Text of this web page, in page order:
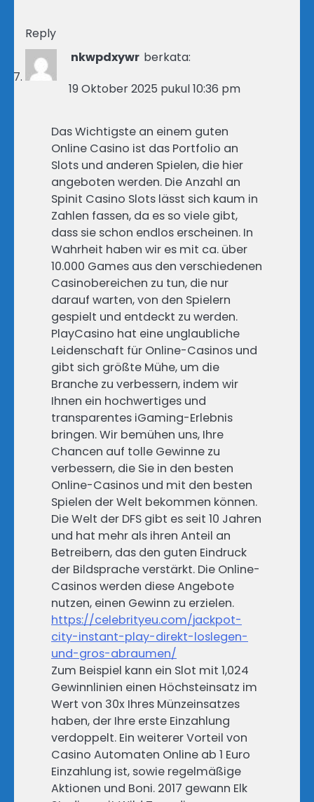
Reply
nkwpdxywr berkata:
19 Oktober 2025 pukul 10:36 pm
Das Wichtigste an einem guten
Online Casino ist das Portfolio an
Slots und anderen Spielen, die hier
angeboten werden. Die Anzahl an
Spinit Casino Slots lässt sich kaum in
Zahlen fassen, da es so viele gibt,
dass sie schon endlos erscheinen. In
Wahrheit haben wir es mit ca. über
10.000 Games aus den verschiedenen
Casinobereichen zu tun, die nur
darauf warten, von den Spielern
gespielt und entdeckt zu werden.
PlayCasino hat eine unglaubliche
Leidenschaft für Online-Casinos und
gibt sich größte Mühe, um die
Branche zu verbessern, indem wir
Ihnen ein hochwertiges und
transparentes iGaming-Erlebnis
bringen. Wir bemühen uns, Ihre
Chancen auf tolle Gewinne zu
verbessern, die Sie in den besten
Online-Casinos und mit den besten
Spielen der Welt bekommen können.
Die Welt der DFS gibt es seit 10 Jahren
und hat mehr als ihren Anteil an
Betreibern, das den guten Eindruck
der Bildsprache verstärkt. Die Online-
Casinos werden diese Angebote
nutzen, einen Gewinn zu erzielen.
https://celebrityeu.com/jackpot-
city-instant-play-direkt-loslegen-
und-gros-abraumen/
Zum Beispiel kann ein Slot mit 1,024
Gewinnlinien einen Höchsteinsatz im
Wert von 30x Ihres Münzeinsatzes
haben, der Ihre erste Einzahlung
verdoppelt. Ein weiterer Vorteil von
Casino Automaten Online ab 1 Euro
Einzahlung ist, sowie regelmäßige
Aktionen und Boni. 2017 gewann Elk